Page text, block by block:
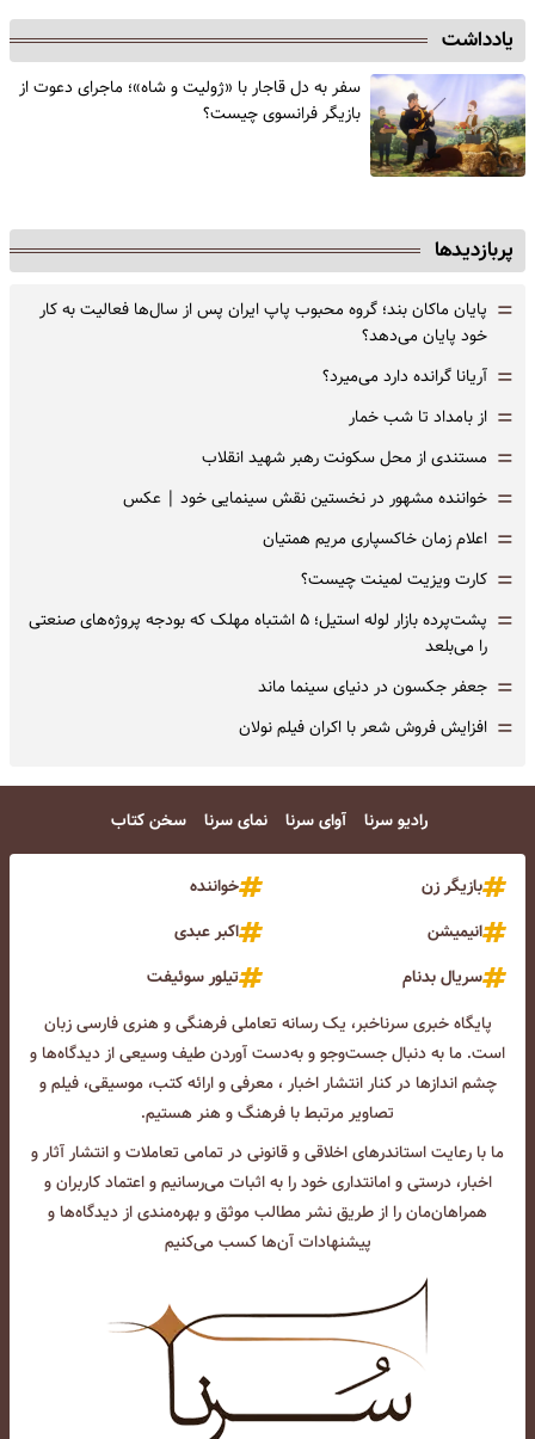
یادداشت
سفر به دل قاجار با «ژولیت و شاه»؛ ماجرای دعوت از
‌بازیگر فرانسوی چیست؟
پربازدیدها
= پایان ماکان بند؛ گروه محبوب پاپ ایران پس از سال‌ها فعالیت به کار
خود پایان می‌دهد؟
= آریانا گرانده دارد می‌میرد؟
= از بامداد تا شب خمار
= مستندی از محل سکونت رهبر شهید انقلاب
= خواننده مشهور در نخستین نقش سینمایی خود |‌ عکس
= اعلام زمان خاکسپاری مریم همتیان
= کارت ویزیت لمینت چیست؟
=
پشت‌پرده بازار لوله استیل؛ ۵ اشتباه مهلک که بودجه پروژه‌های صنعتی
را می‌بلعد
= جعفر جکسون در دنیای سینما ماند
= افزایش فروش شعر با اکران فیلم نولان
رادیو سرنا آوای سرنا نمای سرنا سخن کتاب
بازیگر زن
خواننده
انیمیشن
اکبر عبدی
سریال بدنام
تیلور سوئیفت
پایگاه خبری سرناخبر، یک رسانه تعاملی فرهنگی و هنری فارسی زبان
است. ما به دنبال جست‌و‌جو و به‌دست آوردن طیف وسیعی از دیدگاه‌ها و
چشم انداز‌ها در کنار انتشار اخبار ، معرفی و ارائه کتب، موسیقی، فیلم و
تصاویر مرتبط با فرهنگ و هنر هستیم.
ما با رعایت استاندرهای اخلاقی و قانونی در تمامی تعاملات و انتشار آثار و
اخبار، درستی و امانتداری خود را به اثبات می‌رسانیم و اعتماد کاربران و
همراهان‌مان را از طریق نشر مطالب موثق و بهره‌مندی از دیدگاه‌ها و
پیشنهادات آن‌ها کسب می‌کنیم